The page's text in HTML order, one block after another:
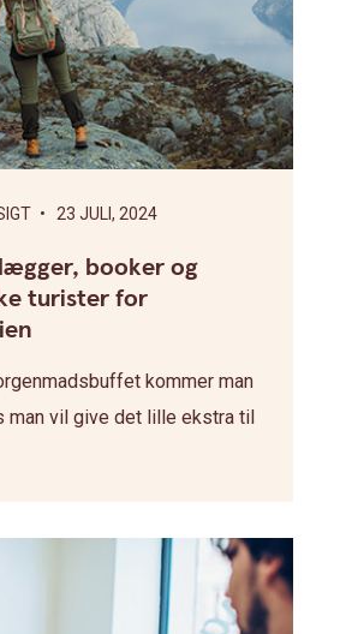
• 23 JULI, 2024
booker og
turister for
kommer man
man vil give det lille ekstra til